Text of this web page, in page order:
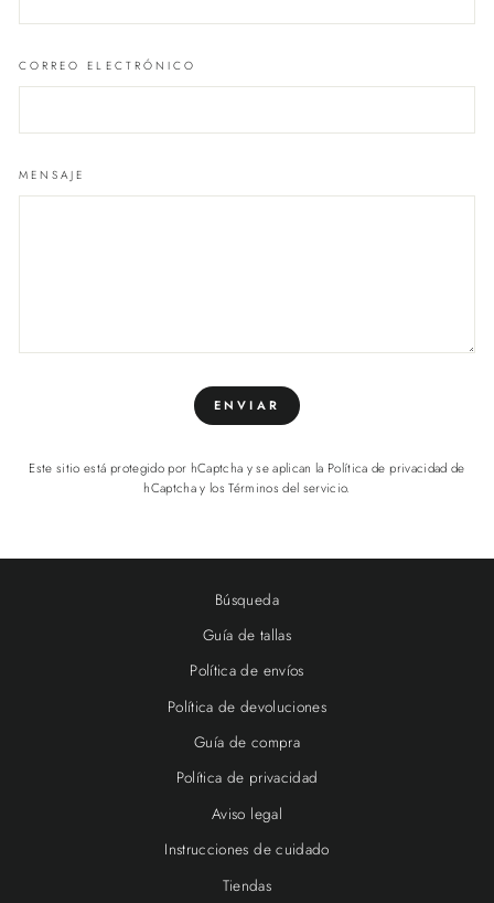
CORREO ELECTRÓNICO
MENSAJE
ENVIAR
Este sitio está protegido por hCaptcha y se aplican la Política de privacidad de
hCaptchay losTérminos del servicio.
Búsqueda
Guía de tallas
Política de envíos
Política de devoluciones
Guía de compra
Política de privacidad
Aviso legal
Instrucciones de cuidado
Tiendas